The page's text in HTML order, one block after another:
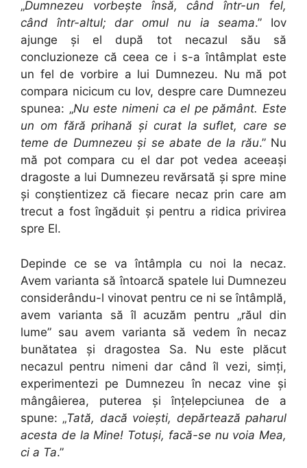
„Dumnezeu vorbeşte însă, când într-un fel,
când într-altul; dar omul nu ia seama.” Iov
ajunge şi el după tot necazul său să
concluzioneze că ceea ce i s-a întâmplat este
un fel de vorbire a lui Dumnezeu. Nu mă pot
compara nicicum cu Iov, despre care Dumnezeu
spunea: „Nu este nimeni ca el pe pământ. Este
un om fără prihană şi curat la suflet, care se
teme de Dumnezeu şi se abate de la rău.” Nu
mă pot compara cu el dar pot vedea aceeaşi
dragoste a lui Dumnezeu revărsată şi spre mine
şi conştientizez că fiecare necaz prin care am
trecut a fost îngăduit şi pentru a ridica privirea
spre El.
Depinde ce se va întâmpla cu noi la necaz.
Avem varianta să întoarcă spatele lui Dumnezeu
considerându-l vinovat pentru ce ni se întâmplă,
avem varianta să îl acuzăm pentru „răul din
lume” sau avem varianta să vedem în necaz
bunătatea şi dragostea Sa. Nu este plăcut
necazul pentru nimeni dar când îl vezi, simţi,
experimentezi pe Dumnezeu în necaz vine şi
mângâierea, puterea şi înţelepciunea de a
spune: „Tată, dacă voieşti, depărtează paharul
acesta de la Mine! Totuşi, facă-se nu voia Mea,
ci a Ta.”